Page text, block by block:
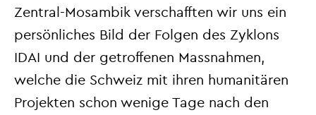
Zentral-Mosambik verschafften wir uns ein
persönliches Bild der Folgen des Zyklons
IDAI und der getroffenen Massnahmen,
welche die Schweiz mit ihren humanitären
Projekten schon wenige Tage nach den